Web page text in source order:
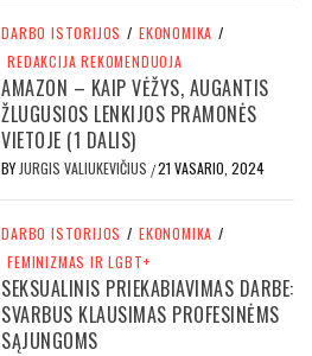
DARBO ISTORIJOS / EKONOMIKA /
REDAKCIJA REKOMENDUOJA
AMAZON – KAIP VĖŽYS, AUGANTIS
ŽLUGUSIOS LENKIJOS PRAMONĖS
VIETOJE (1 DALIS)
BY JURGIS VALIUKEVIČIUS /21 VASARIO, 2024
DARBO ISTORIJOS / EKONOMIKA /
FEMINIZMAS IR LGBT+
SEKSUALINIS PRIEKABIAVIMAS DARBE:
SVARBUS KLAUSIMAS PROFESINĖMS
SĄJUNGOMS